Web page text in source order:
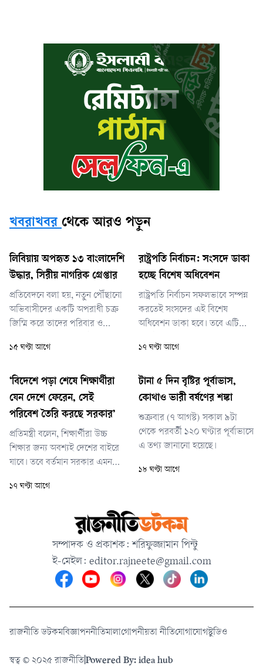
খবরাখবর থেকে আরও পড়ুন
লিবিয়ায় অপহৃত ১৩ বাংলাদেশি
উদ্ধার, সিরীয় নাগরিক গ্রেপ্তার
প্রতিবেদনে বলা হয়, নতুন পৌঁছানো
অভিবাসীদের একটি অপরাধী চক্র
জিম্মি করে তাদের পরিবার ও
মুক্তিপণ দাবি করছে—এমন তথ্য
ডিটেনশন সেন্টারের তদন্ত ও গ্রেপ্তার
ইউনিট। অনুসন্ধানের পর নিশ্চিত
তথ্যের ভিত্তিতে এবং পাবলিক
১৫ ঘণ্টা আগে
রাষ্ট্রপতি নির্বাচন: সংসদে ডাকা
হচ্ছে বিশেষ অধিবেশন
রাষ্ট্রপতি নির্বাচন সফলভাবে সম্পন্ন
করতেই সংসদের এই বিশেষ
অধিবেশন ডাকা হবে। তবে এটি
হবে, সে বিষয়ে তিনি এখনো চূড়ান্ত
১৭ ঘণ্টা আগে
‘বিদেশে পড়া শেষে শিক্ষার্থীরা
যেন দেশে ফেরেন, সেই
পরিবেশ তৈরি করছে সরকার’
প্রতিমন্ত্রী বলেন, শিক্ষার্থীরা উচ্চ
শিক্ষার জন্য অবশ্যই দেশের বাইরে
যাবে। তবে বর্তমান সরকার এমন
যেখানে দেশের শিক্ষার্থীরা আবার
১৭ ঘণ্টা আগে
টানা ৫ দিন বৃষ্টির পূর্বাভাস,
কোথাও ভারী বর্ষণের শঙ্কা
শুক্রবার (৭ আগস্ট) সকাল ৯টা
থেকে পরবর্তী ১২০ ঘণ্টার পূর্বাভাসে
এ তথ্য জানানো হয়েছে।
১৮ ঘণ্টা আগে
সম্পাদক ও প্রকাশক: শরিফুজ্জামান পিন্টু
ই-মেইল: editor.rajneete@gmail.com
রাজনীতি ডটকমবিজ্ঞাপননীতিমালাগোপনীয়তা নীতিযোগাযোগস্টুডিও
স্বত্ব © ২০২৫ রাজনীতিPowered By: idea hub